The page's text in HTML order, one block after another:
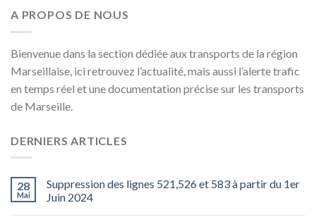
A PROPOS DE NOUS
Bienvenue dans la section dédiée aux transports de la région
Marseillaise, ici retrouvez l’actualité, mais aussi l’alerte trafic
en temps réel et une documentation précise sur les transports
de Marseille.
DERNIERS ARTICLES
28
Mai
Suppression des lignes 521,526 et 583 à partir du 1er
Juin 2024